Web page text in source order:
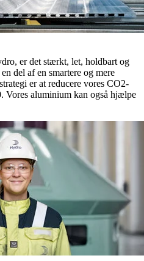
er det stærkt, let, holdbart og
del af en smartere og mere
er at reducere vores CO2-
Vores aluminium kan også hjælpe